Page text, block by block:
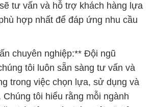
tư vấn và hỗ trợ khách hàng lựa
hợp nhất để đáp ứng nhu cầu
chuyên nghiệp:** Đội ngũ
tôi luôn sẵn sàng tư vấn và
trong việc chọn lựa, sử dụng và
Chúng tôi hiểu rằng mỗi ngành